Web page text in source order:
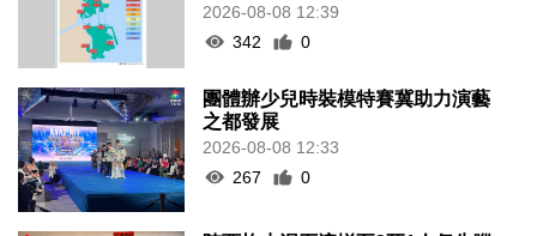
2026-08-08 12:39
342
0
團體辦少兒時裝模特賽冀助力演藝
之都發展
2026-08-08 12:33
267
0